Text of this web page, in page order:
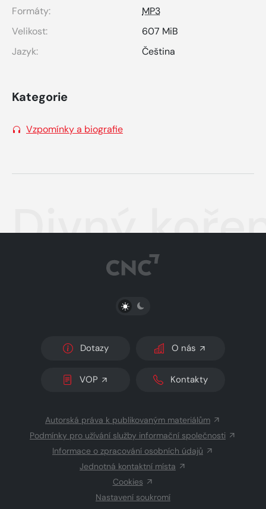
Formáty:
MP3
Velikost:
607 MiB
Jazyk:
Čeština
Kategorie
Vzpomínky a biografie
Divný
PŘEPNOUT SVĚTLÝ/TMAVÝ REŽIM
Dotazy O nás
VOP Kontakty
Autorská práva k publikovaným materiálům
Podmínky pro užívání služby informační společnosti
Informace o zpracování osobních údajů
Jednotná kontaktní místa
Cookies
Nastavení soukromí